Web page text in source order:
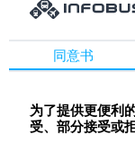
Lenina pl.
M-n Praleska
PMK-194
Raybolnica
同意书
为了提供更便利
受、部分接受或